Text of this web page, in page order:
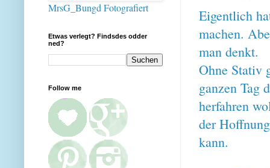
Eigentlich
machen.
man denkt.
Ohne Stativ
ganzen Tag
herfahren
der
kann.
MrsG_Bungd Fotografiert
Etwas verlegt? Findsdes odder
ned?
Follow me